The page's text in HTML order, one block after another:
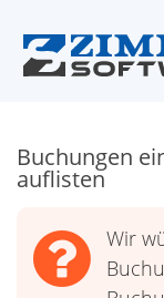
Buchungen
auflisten
Wir